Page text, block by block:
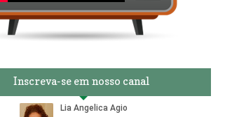
Inscreva-se em nosso canal